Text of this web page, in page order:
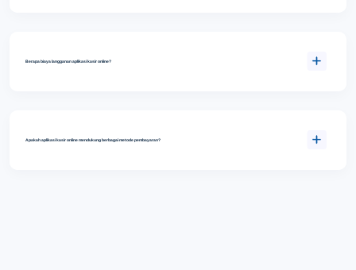
Berapa biaya langganan aplikasi kasir online?
Apakah aplikasi kasir online mendukung berbagai metode pembayaran?